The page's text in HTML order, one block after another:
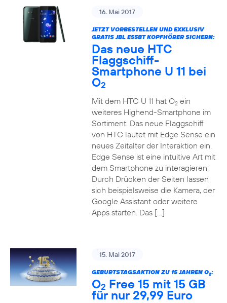
16. Mai 2017
JETZT VORBESTELLEN UND EXKLUSIV
GRATIS JBL E55BT KOPFHÖRER SICHERN:
Das neue HTC
Flaggschiff-
Smartphone U 11 bei
O2
Mit dem HTC U 11 hat O2ein
weiteres Highend-Smartphone im
Sortiment. Das neue Flaggschiff
von HTC läutet mit Edge Sense ein
neues Zeitalter der Interaktion ein.
Edge Sense ist eine intuitive Art mit
dem Smartphone zu interagieren:
Durch Drücken der Seiten lassen
sich beispielsweise die Kamera, der
Google Assistant oder weitere
Apps starten. Das […]
15. Mai 2017
GEBURTSTAGSAKTION ZU 15 JAHREN O2:
O2 Free 15 mit 15 GB
für nur 29,99 Euro